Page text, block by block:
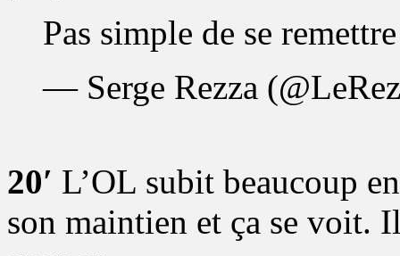
Pas simple de se
— Serge Rezza
20′ L’OL subit beaucoup
son maintien et ça se voit.